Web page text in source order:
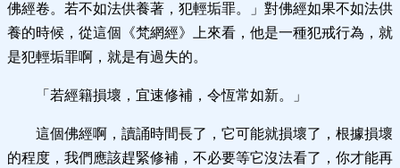
佛經卷。若不如法供養著，犯輕垢罪。」對佛經如果不如法供
養的時候，從這個《梵網經》上來看，他是一種犯戒行為，就
是犯輕垢罪啊，就是有過失的。
「若經籍損壞，宜速修補，令恆常如新。」
這個佛經啊，讀誦時間長了，它可能就損壞了，根據損壞
的程度，我們應該趕緊修補，不必要等它沒法看了，你才能再